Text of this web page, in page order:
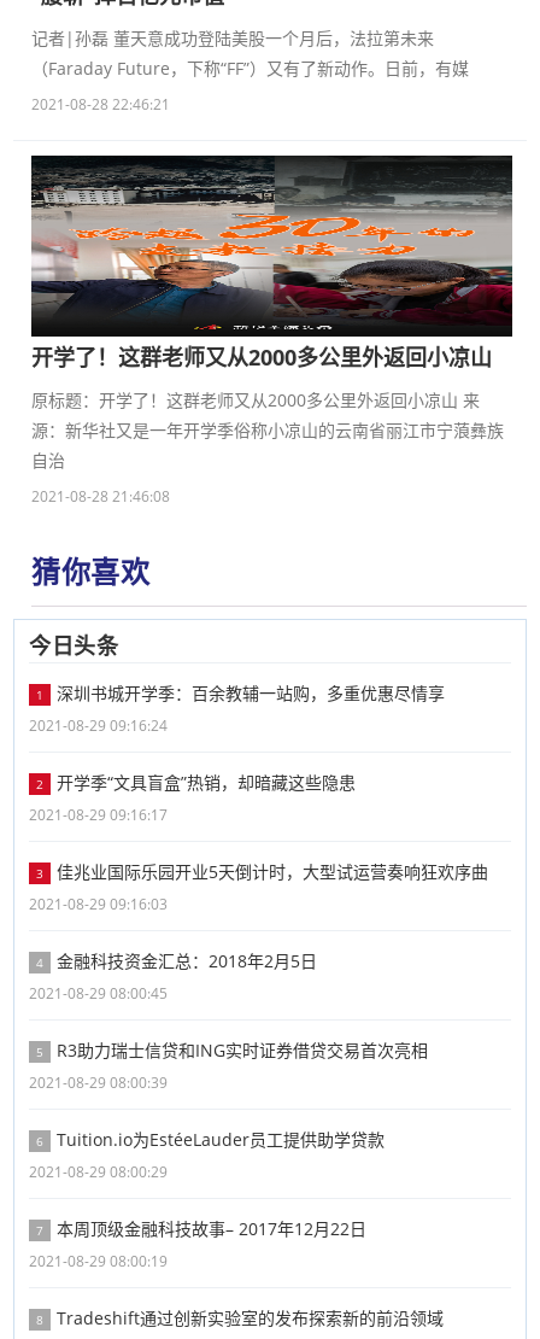
记者|孙磊 董天意成功登陆美股一个月后，法拉第未来
（Faraday Future，下称“FF”）又有了新动作。日前，有媒
2021-08-28 22:46:21
开学了！这群老师又从2000多公里外返回小凉山
原标题：开学了！这群老师又从2000多公里外返回小凉山 来
源：新华社又是一年开学季俗称小凉山的云南省丽江市宁蒗彝族
自治
2021-08-28 21:46:08
猜你喜欢
今日头条
1 深圳书城开学季：百余教辅一站购，多重优惠尽情享
2021-08-29 09:16:24
2 开学季​“文具盲盒”热销，却暗藏这些隐患
2021-08-29 09:16:17
3 佳兆业国际乐园开业5天倒计时，大型试运营奏响狂欢序曲
2021-08-29 09:16:03
4 金融科技资金汇总：2018年2月5日
2021-08-29 08:00:45
5 R3助力瑞士信贷和ING实时证券借贷交易首次亮相
2021-08-29 08:00:39
6 Tuition.io为EstéeLauder员工提供助学贷款
2021-08-29 08:00:29
7 本周顶级金融科技故事– 2017年12月22日
2021-08-29 08:00:19
8 Tradeshift通过创新实验室的发布探索新的前沿领域